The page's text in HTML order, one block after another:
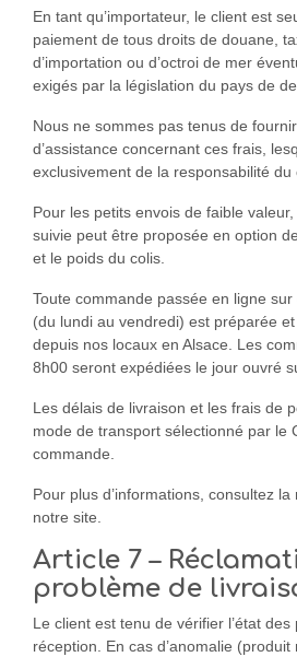
En tant qu’importateur, le client est
paiement de tous droits de douane,
d’importation ou d’octroi de mer
exigés par la législation du pays de
Nous ne sommes pas tenus de
d’assistance concernant ces frais,
exclusivement de la responsabilité du
Pour les petits envois de faible
suivie peut être proposée en option
et le poids du colis.
Toute commande passée en ligne
(du lundi au vendredi) est préparée
depuis nos locaux en Alsace. Les
8h00 seront expédiées le jour ouvré
Les délais de livraison et les frais de
mode de transport sélectionné par le
commande.
Pour plus d’informations, consultez
notre site.
Article 7 –
problème de
Le client est tenu de vérifier l’état
réception. En cas d’anomalie